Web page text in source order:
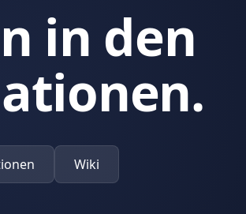
in den
Wiki